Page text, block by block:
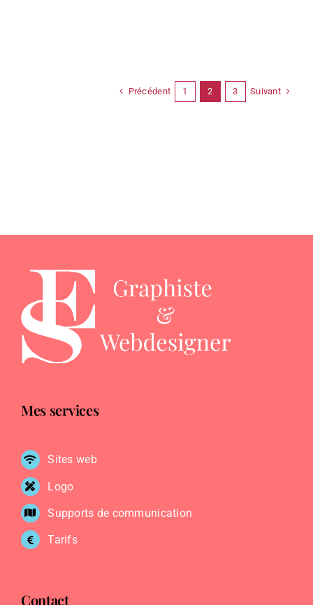
Précédent 1 2 3 Suivant
Mes services
Sites web
Logo
Supports de communication
Tarifs
Contact